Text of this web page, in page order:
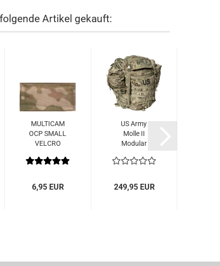
Artikel gekauft:
MULTICAM
OCP SMALL
VELCRO
4 inches...
6,95 EUR
US Army
Molle II
Modular
Load...
249,95 EUR